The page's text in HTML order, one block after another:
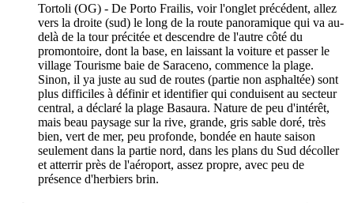
Tortoli (OG) - De Porto Frailis, voir l'onglet précédent, allez
vers la droite (sud) le long de la route panoramique qui va au-
delà de la tour précitée et descendre de l'autre côté du
promontoire, dont la base, en laissant la voiture et passer le
village Tourisme baie de Saraceno, commence la plage.
Sinon, il ya juste au sud de routes (partie non asphaltée) sont
plus difficiles à définir et identifier qui conduisent au secteur
central, a déclaré la plage Basaura. Nature de peu d'intérêt,
mais beau paysage sur la rive, grande, gris sable doré, très
bien, vert de mer, peu profonde, bondée en haute saison
seulement dans la partie nord, dans les plans du Sud décoller
et atterrir près de l'aéroport, assez propre, avec peu de
présence d'herbiers brin.